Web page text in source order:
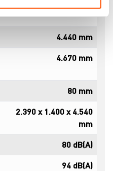
4.440 mm
4.670 mm
80 mm
2.390 x 1.400 x 4.540
mm
80 dB(A)
94 dB(A)